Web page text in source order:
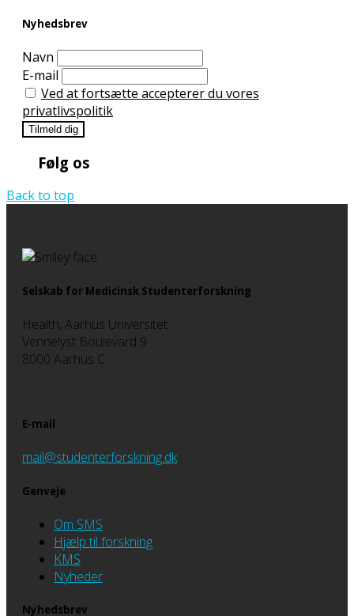
Nyhedsbrev
Navn
E-mail
Ved at fortsætte accepterer du vores
privatlivspolitik
Følg os
Back to top
Selskab for Medicinsk Studenterforskning
Health, Aarhus Universitet
Vennelyst Boulevard 9
8000 Aarhus C
E-mail
mail@studenterforskning.dk
Genveje
Om SMS
Hjælp til forskning
KMS
Nyheder
Nyhedsbrev